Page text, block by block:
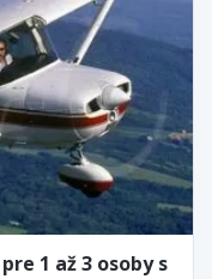
1 až 3 osoby s